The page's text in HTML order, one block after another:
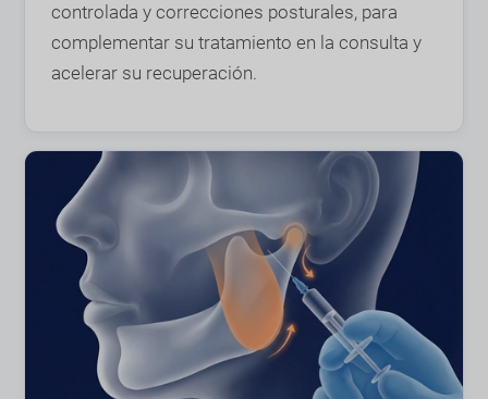
controlada y correcciones posturales, para
complementar su tratamiento en la consulta y
acelerar su recuperación.